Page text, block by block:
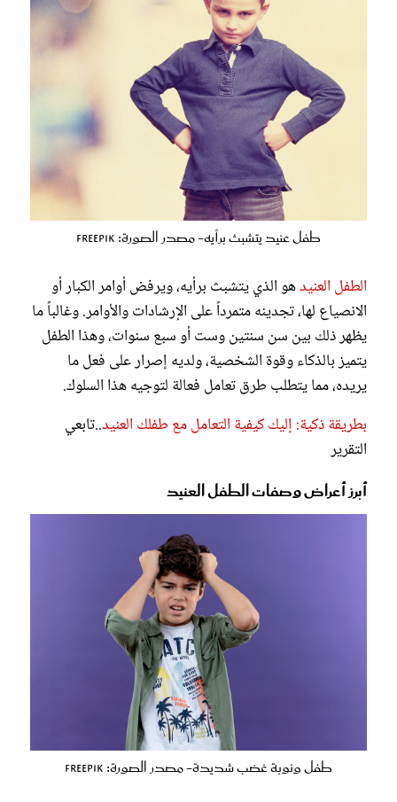
طفل عنيد يتشبث برأيه- مصدر الصورة: Freepik
الطفل العنيدهو الذي يتشبث برأيه، ويرفض أوامر الكبار أو
الانصياع لها، تجدينه متمرداً على الإرشادات والأوامر. وغالباً ما
يظهر ذلك بين سن سنتين وست أو سبع سنوات، وهذا الطفل
يتميز بالذكاء وقوة الشخصية، ولديه إصرار على فعل ما
يريده، مما يتطلب طرق تعامل فعالة لتوجيه هذا السلوك.
بطريقة ذكية: إليك كيفية التعامل مع طفلك العنيد..تابعي
التقرير
أبرز أعراض وصفات الطفل العنيد
طفل ونوبة غضب شديدة- مصدر الصورة: Freepik